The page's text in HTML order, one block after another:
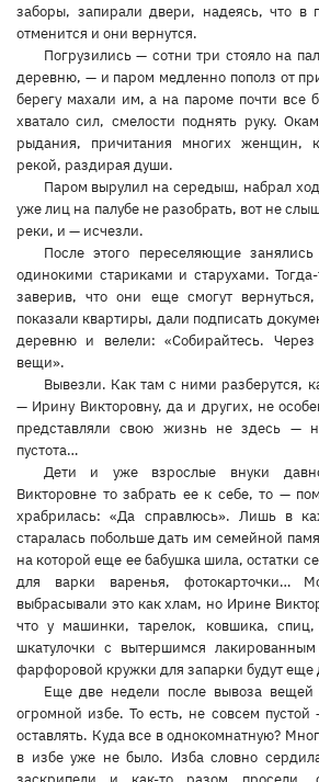
заборы, запирали двери, надеясь, что в
отменится и они вернутся.
Погрузились — сотни три стояло на
деревню, — и паром медленно пополз от
берегу махали им, а на пароме почти
хватало сил, смелости поднять руку.
рыдания, причитания многих женщин,
рекой, раздирая души.
Паром вырулил на середыш, набрал
уже лиц на палубе не разобрать, вот не
реки, и — исчезли.
После этого переселяющие
одинокими стариками и старухами.
заверив, что они еще смогут
показали квартиры, дали подписать
деревню и велели: «Собирайтесь.
вещи».
Вывезли. Как там с ними разберутся,
— Ирину Викторовну, да и других, не
представляли свою жизнь не здесь —
пустота…
Дети и уже взрослые внуки
Викторовне то забрать ее к себе, то —
храбрилась: «Да справлюсь». Лишь в
старалась побольше дать им семейной
на которой еще ее бабушка шила, остатки
для варки варенья, фотокарточки…
выбрасывали это как хлам, но Ирине
что у машинки, тарелок, ковшика, спиц,
шкатулочки с вытершимся
фарфоровой кружки для запарки будут
Еще две недели после вывоза вещей
огромной избе. То есть, не совсем
оставлять. Куда все в однокомнатную?
в избе уже не было. Изба словно